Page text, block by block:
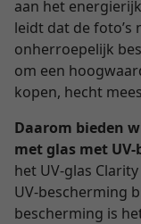
aan het
leidt dat de foto’s
onherroepelijk
om een
kopen, hecht
Daarom bieden
met glas met
het UV-glas
UV-bescherming
bescherming is